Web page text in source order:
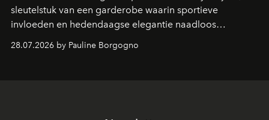
sleutelstuk van een garderobe waarin sportieve
invloeden en hedendaagse elegantie naadloos
samenkomen.
28.07.2026 by Pauline Borgogno